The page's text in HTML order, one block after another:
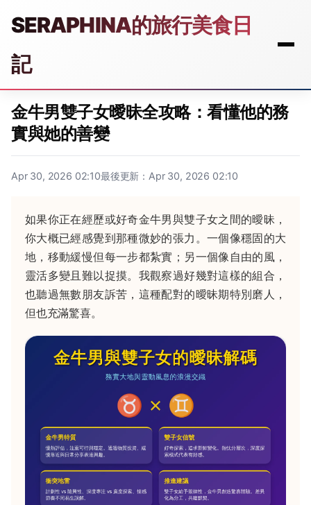
SERAPHINA的旅行美食日
記
金牛男雙子女曖昧全攻略：看懂他的務
實與她的善變
Apr 30, 2026 02:10最後更新：Apr 30, 2026 02:10
如果你正在經歷或好奇金牛男與雙子女之間的曖昧，
你大概已經感覺到那種微妙的張力。一個像穩固的大
地，移動緩慢但每一步都紮實；另一個像自由的風，
靈活多變且難以捉摸。我觀察過好幾對這樣的組合，
也聽過無數朋友訴苦，這種配對的曖昧期特別磨人，
但也充滿驚喜。